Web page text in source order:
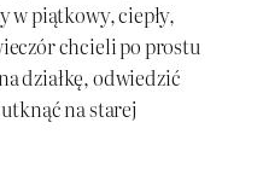
w piątkowy, ciepły,
chcieli po prostu
działkę, odwiedzić
na starej